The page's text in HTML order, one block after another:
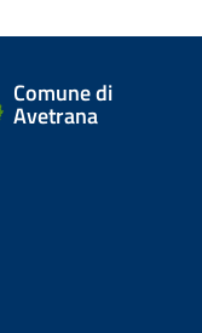
Comune di
Avetrana